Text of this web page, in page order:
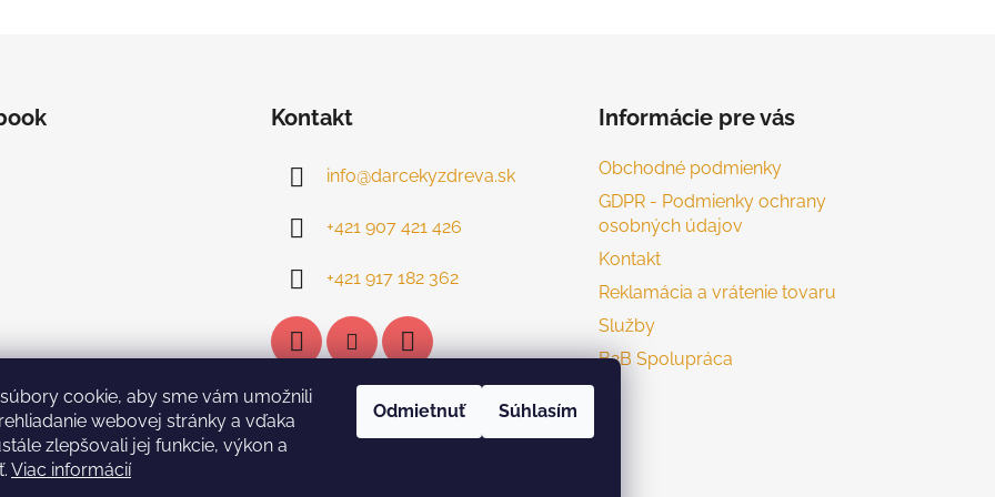
cookie, aby sme vám umožnili
webovej stránky a vďaka
zlepšovali jej funkcie, výkon a
Viac informácií
Odmietnuť Súhlasím
Kontakt
info@darcekyzdreva.sk
+421 907 421 426
+421 917 182 362
Informácie pre vás
Obchodné podmienky
GDPR - Podmienky ochrany
osobných údajov
Kontakt
Reklamácia a vrátenie tovaru
Služby
B2B Spolupráca